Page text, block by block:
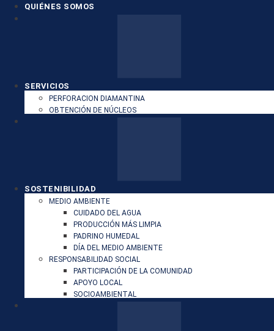
QUIÉNES SOMOS
SERVICIOS
PERFORACION DIAMANTINA
OBTENCIÓN DE NÚCLEOS
SOSTENIBILIDAD
MEDIO AMBIENTE
CUIDADO DEL AGUA
PRODUCCIÓN MÁS LIMPIA
PADRINO HUMEDAL
DÍA DEL MEDIO AMBIENTE
RESPONSABILIDAD SOCIAL
PARTICIPACIÓN DE LA COMUNIDAD
APOYO LOCAL
SOCIOAMBIENTAL